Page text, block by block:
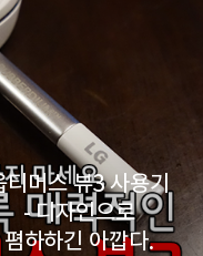
네이버 블로그
티머스 뷰3 사용기
- 디자인으로
폄하하긴 아깝다.